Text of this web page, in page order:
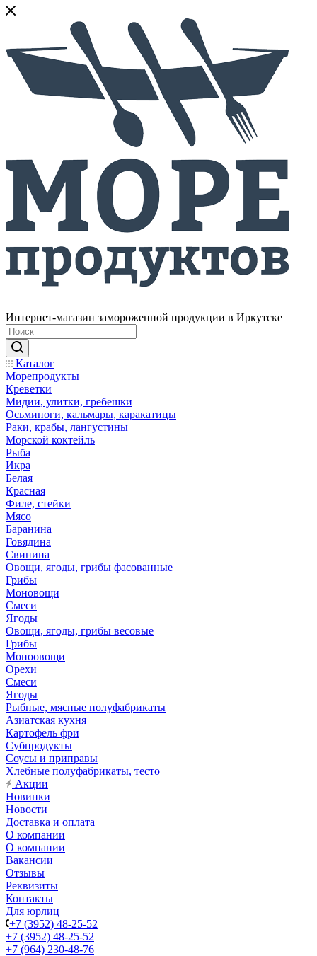
Интернет-магазин замороженной продукции в Иркутске
Каталог
Морепродукты
Креветки
Мидии, улитки, гребешки
Осьминоги, кальмары, каракатицы
Раки, крабы, лангустины
Морской коктейль
Рыба
Икра
Белая
Красная
Филе, стейки
Мясо
Баранина
Говядина
Свинина
Овощи, ягоды, грибы фасованные
Грибы
Моновощи
Смеси
Ягоды
Овощи, ягоды, грибы весовые
Грибы
Моноовощи
Орехи
Смеси
Ягоды
Рыбные, мясные полуфабрикаты
Азиатская кухня
Картофель фри
Субпродукты
Соусы и приправы
Хлебные полуфабрикаты, тесто
Акции
Новинки
Новости
Доставка и оплата
О компании
О компании
Вакансии
Отзывы
Реквизиты
Контакты
Для юрлиц
+7 (3952) 48-25-52
+7 (3952) 48-25-52
+7 (964) 230-48-76